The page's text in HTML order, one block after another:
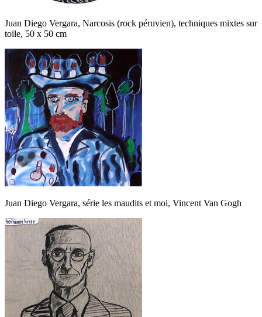
Juan Diego Vergara, Narcosis (rock péruvien), techniques mixtes sur
toile, 50 x 50 cm
Juan Diego Vergara, série les maudits et moi, Vincent Van Gogh